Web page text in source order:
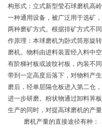
构形式：立式新型莹石球磨机高
一种通用设备，被广泛用于选矿
两种磨矿方式。根据排矿方式不
作原理：本球磨机为卧式筒形旋
磨机。物料由进料装置经入料中
有阶梯衬板或波纹衬板，内装不
带到一定高度后落下，对物料产
磨后，经单层隔仓板进入第二仓
进一步研磨。粉状物通过卸料箅
生产的同时，对提高球磨机的产
磨机产量的直接途径有种：